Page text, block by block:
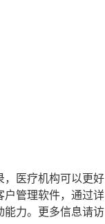
，医疗机构可以更好
户管理软件，通过详
能力。更多信息请访